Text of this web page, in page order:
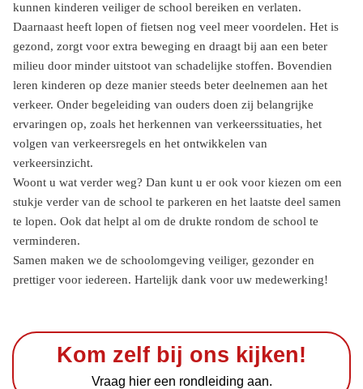
kunnen kinderen veiliger de school bereiken en verlaten.
Daarnaast heeft lopen of fietsen nog veel meer voordelen. Het is
gezond, zorgt voor extra beweging en draagt bij aan een beter
milieu door minder uitstoot van schadelijke stoffen. Bovendien
leren kinderen op deze manier steeds beter deelnemen aan het
verkeer. Onder begeleiding van ouders doen zij belangrijke
ervaringen op, zoals het herkennen van verkeerssituaties, het
volgen van verkeersregels en het ontwikkelen van
verkeersinzicht.
Woont u wat verder weg? Dan kunt u er ook voor kiezen om een
stukje verder van de school te parkeren en het laatste deel samen
te lopen. Ook dat helpt al om de drukte rondom de school te
verminderen.
Samen maken we de schoolomgeving veiliger, gezonder en
prettiger voor iedereen. Hartelijk dank voor uw medewerking!
Kom zelf bij ons kijken!
Vraag hier een rondleiding aan.